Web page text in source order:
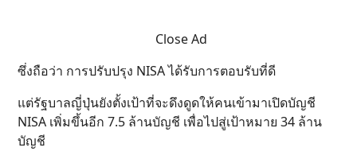
Close Ad
ซึ่งถือว่า การปรับปรุง NISA ได้รับการตอบรับที่ดี
แต่รัฐบาลญี่ปุ่นยังตั้งเป้าที่จะดึงดูดให้คนเข้ามาเปิดบัญชี
NISA เพิ่มขึ้นอีก 7.5 ล้านบัญชี เพื่อไปสู่เป้าหมาย 34 ล้าน
บัญชี